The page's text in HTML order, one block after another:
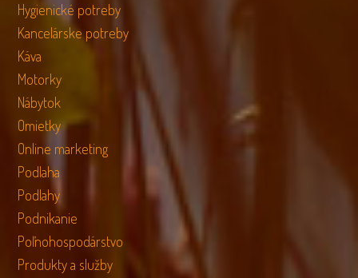
Hygienické potreby
Kancelárske potreby
Káva
Motorky
Nábytok
Omietky
Online marketing
Podlaha
Podlahy
Podnikanie
Poľnohospodárstvo
Produkty a služby